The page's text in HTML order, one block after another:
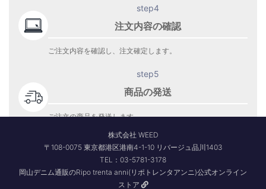
step4
注文内容の確認
ご注文内容を確認し、注文確定します。
step5
商品の発送
ご注文の商品を発送します。
株式会社 WEED
〒108-0075 東京都港区港南4-1-10 リバージュ品川1403
TEL：03-5781-3178
岡山デニム通販のRipo trenta anni(リポトレンタアンニ)公式オンライン
ストア